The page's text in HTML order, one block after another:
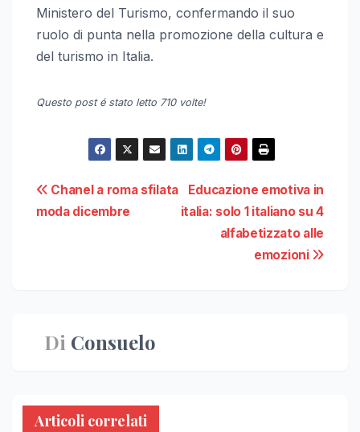
Ministero del Turismo, confermando il suo
ruolo di punta nella promozione della cultura e
del turismo in Italia.
Questo post é stato letto 710 volte!
Navigazione
articoli
Educazione emotiva in
italia: solo 1 italiano su 4
alfabetizzato alle
emozioni
Chanel a roma sfilata
moda dicembre
Di Consuelo
Articoli correlati